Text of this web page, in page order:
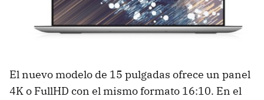
El nuevo modelo de 15 pulgadas ofrece un panel
4K o FullHD con el mismo formato 16:10. En el